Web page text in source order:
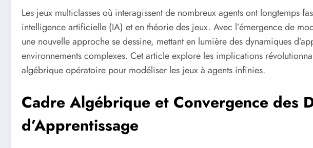
Les jeux multiclasses où interagissent de nombreux agents ont longtemps
intelligence artificielle (IA) et en théorie des jeux. Avec l’émergence de
une nouvelle approche se dessine, mettant en lumière des dynamiques
environnements complexes. Cet article explore les implications
algébrique opératoire pour modéliser les jeux à agents infinies.
Cadre Algébrique et Convergence des
d’Apprentissage